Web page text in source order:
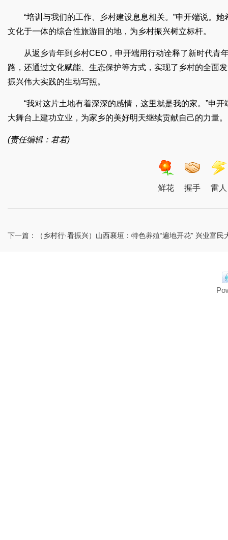
“培训与我们的工作、乡村建设息息相关。”申开端说。
文化于一体的综合性旅游目的地，为乡村振兴树立标杆。
从返乡青年到乡村CEO，申开端用行动诠释了新时代青
路，还通过文化赋能、生态保护等方式，实现了乡村的全面
振兴伟大实践的生动写照。
“我对这片土地有着深深的感情，这里就是我的家。”申
大舞台上建功立业，为家乡的美好明天继续贡献自己的力量
(责任编辑：君君)
鲜花 握手 雷人
下一篇： （乡村行·看振兴）山西襄垣：特色养殖“遍地开花” 兴业富民